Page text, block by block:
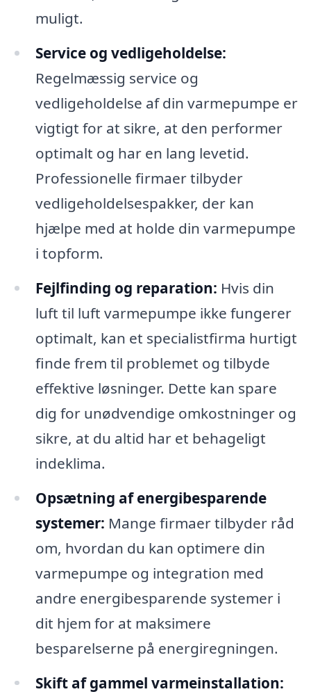
muligt.
Service og vedligeholdelse:
Regelmæssig service og
vedligeholdelse af din varmepumpe er
vigtigt for at sikre, at den performer
optimalt og har en lang levetid.
Professionelle firmaer tilbyder
vedligeholdelsespakker, der kan
hjælpe med at holde din varmepumpe
i topform.
Fejlfinding og reparation: Hvis din
luft til luft varmepumpe ikke fungerer
optimalt, kan et specialistfirma hurtigt
finde frem til problemet og tilbyde
effektive løsninger. Dette kan spare
dig for unødvendige omkostninger og
sikre, at du altid har et behageligt
indeklima.
Opsætning af energibesparende
systemer: Mange firmaer tilbyder råd
om, hvordan du kan optimere din
varmepumpe og integration med
andre energibesparende systemer i
dit hjem for at maksimere
besparelserne på energiregningen.
Skift af gammel varmeinstallation: